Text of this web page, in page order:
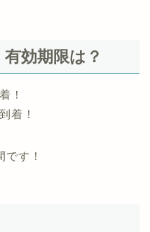
効期限は？
！
着！
す！